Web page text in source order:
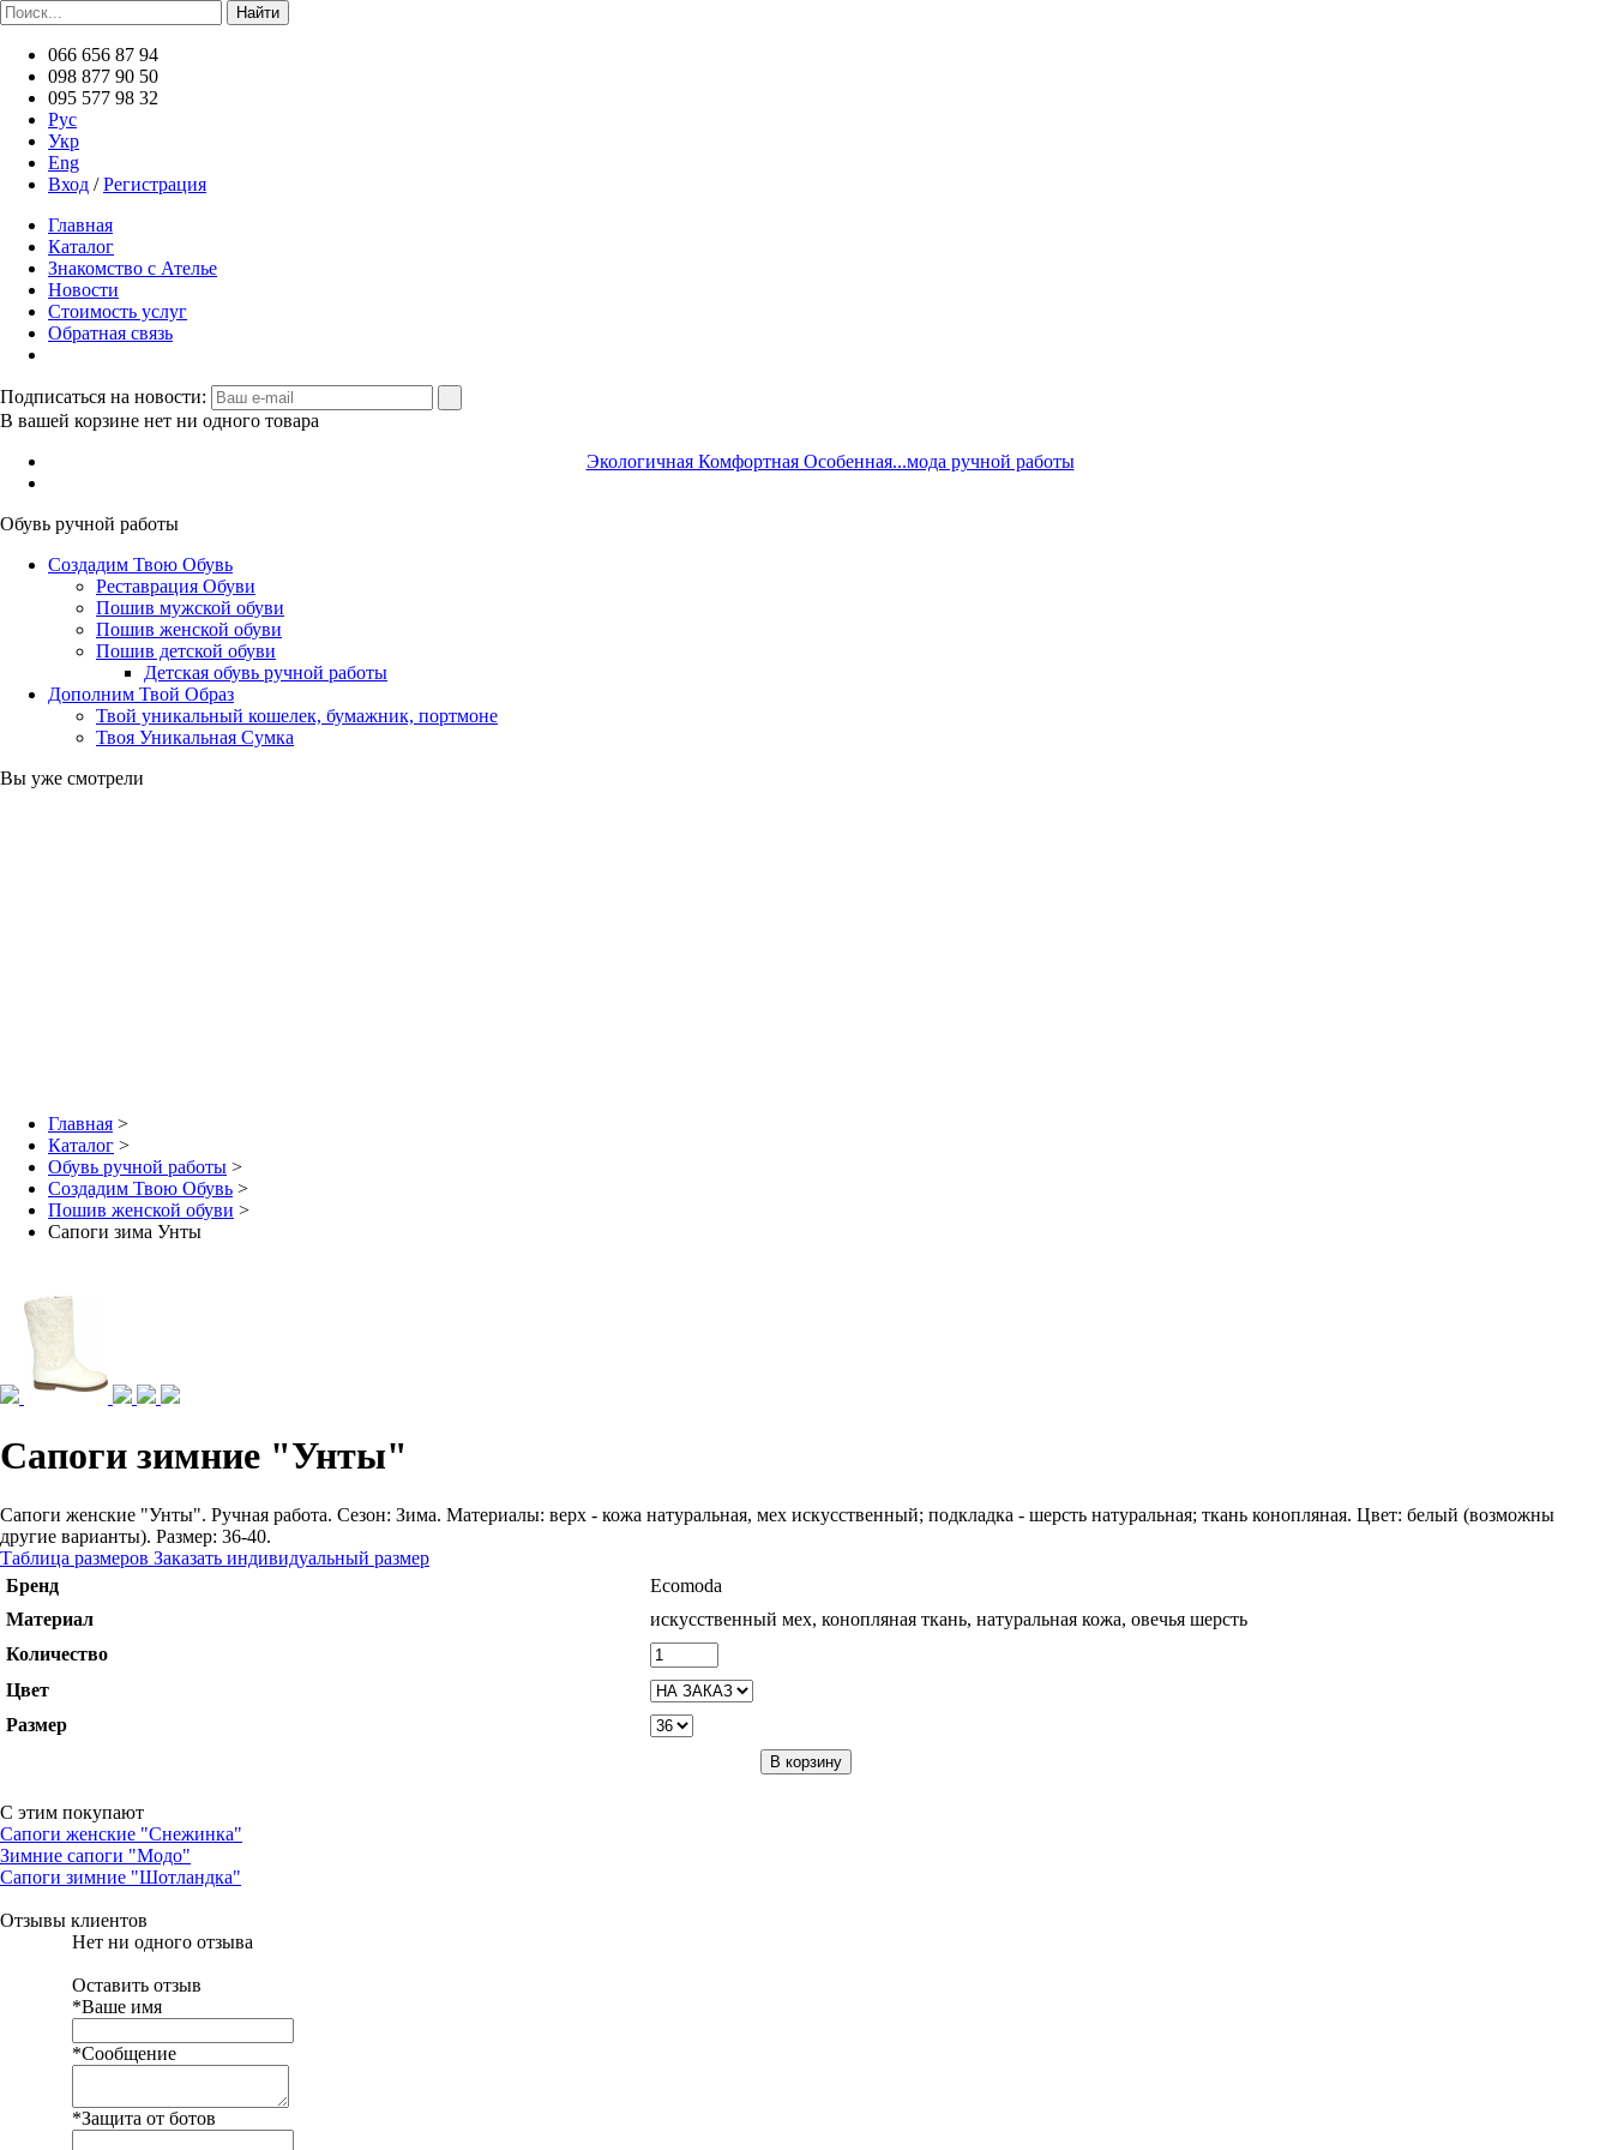
066 656 87 94
098 877 90 50
095 577 98 32
Рус
Укр
Eng
Вход /Регистрация
Главная
Каталог
Знакомство с Ателье
Новости
Стоимость услуг
Обратная связь
Подписаться на новости:
В вашей корзине нет ни одного товара
Экологичная Комфортная Особенная...мода ручной работы
Обувь ручной работы
Создадим Твою Обувь
Реставрация Обуви
Пошив мужской обуви
Пошив женской обуви
Пошив детской обуви
Детская обувь ручной работы
Дополним Твой Образ
Твой уникальный кошелек, бумажник, портмоне
Твоя Уникальная Сумка
Вы уже смотрели
Главная >
Каталог >
Обувь ручной работы >
Создадим Твою Обувь >
Пошив женской обуви >
Сапоги зима Унты
Сапоги зимние "Унты"
Сапоги женские "Унты". Ручная работа. Сезон: Зима. Материалы: верх - кожа натуральная, мех искусственный; подкладка - шерсть натуральная; ткань конопляная. Цвет: белый (возможны
другие варианты). Размер: 36-40.
Таблица размеров Заказать индивидуальный размер
Бренд
Ecomoda
Материал
искусственный мех, конопляная ткань, натуральная кожа, овечья шерсть
Количество
Цвет
Размер
В корзину
С этим покупают
Сапоги женские "Снежинка"
Зимние сапоги "Модо"
Сапоги зимние "Шотландка"
Отзывы клиентов
Нет ни одного отзыва
Оставить отзыв
*Ваше имя
*Сообщение
*Защита от ботов